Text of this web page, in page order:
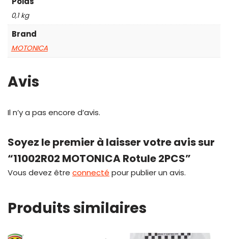
0,1 kg
Brand
MOTONICA
Avis
Il n’y a pas encore d’avis.
Soyez le premier à laisser votre avis sur
“11002R02 MOTONICA Rotule 2PCS”
Vous devez être connecté pour publier un avis.
Produits similaires